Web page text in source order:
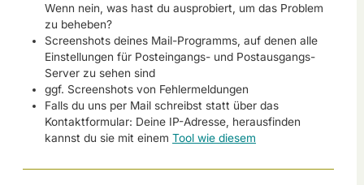
Wenn nein, was hast du ausprobiert, um das Problem
zu beheben?
Screenshots deines Mail-Programms, auf denen alle
Einstellungen für Posteingangs- und Postausgangs-
Server zu sehen sind
ggf. Screenshots von Fehlermeldungen
Falls du uns per Mail schreibst statt über das
Kontaktformular: Deine IP-Adresse, herausfinden
kannst du sie mit einemTool wie diesem